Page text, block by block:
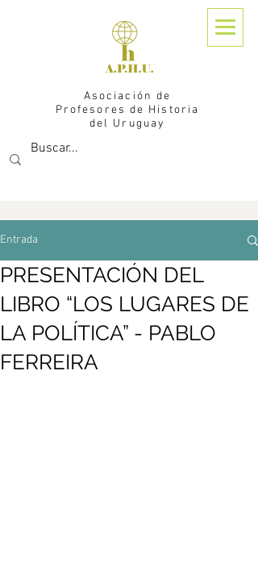
Asociación de
Profesores de Historia
del Uruguay
Entrada
PRESENTACIÓN DEL
LIBRO “LOS LUGARES DE
LA POLÍTICA” - PABLO
FERREIRA